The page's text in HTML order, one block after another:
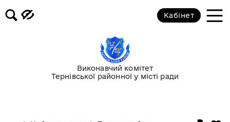
Виконавчий комітет
Тернівської районної у місті ради
Кабінет